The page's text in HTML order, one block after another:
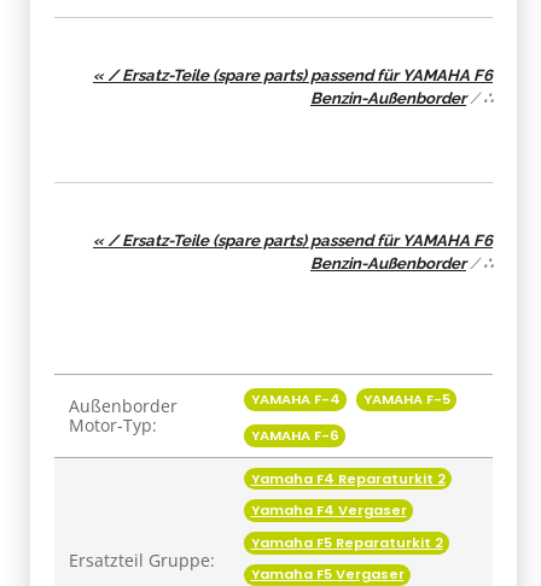
« / Ersatz-Teile (spare parts) passend für YAMAHA F6
Benzin-Außenborder/∴
« / Ersatz-Teile (spare parts) passend für YAMAHA F6
Benzin-Außenborder/∴
Produkteigenschaft
Wert
Außenborder
Motor-Typ:
YAMAHA F-4
YAMAHA F-5
YAMAHA F-6
Ersatzteil Gruppe:
Yamaha F4 Reparaturkit 2
Yamaha F4 Vergaser
Yamaha F5 Reparaturkit 2
Yamaha F5 Vergaser